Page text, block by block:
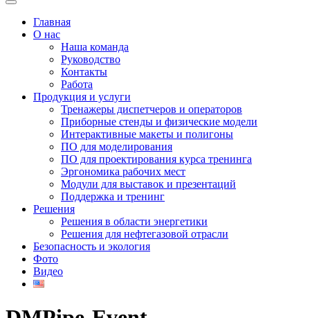
Главная
О нас
Наша команда
Руководство
Контакты
Работа
Продукция и услуги
Тренажеры диспетчеров и операторов
Приборные стенды и физические модели
Интерактивные макеты и полигоны
ПО для моделирования
ПО для проектирования курса тренинга
Эргономика рабочих мест
Модули для выставок и презентаций
Поддержка и тренинг
Решения
Решения в области энергетики
Решения для нефтегазовой отрасли
Безопасность и экология
Фото
Видео